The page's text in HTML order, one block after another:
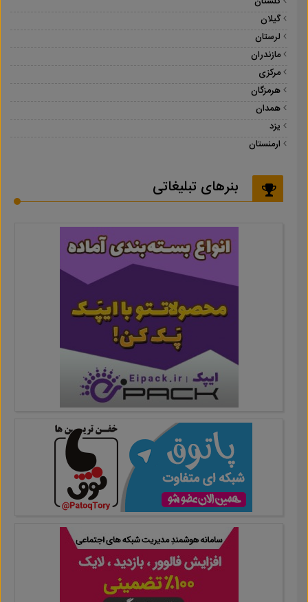
گیلان
لرستان
مازندران
مرکزی
هرمزگان
همدان
یزد
ارمنستان
بنرهای تبلیغاتی